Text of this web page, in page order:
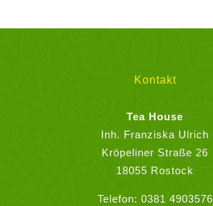
Produktseite
gewählt
werden
Kontakt
Tea House
Inh. Franziska Ulrich
Kröpeliner Straße 26
18055 Rostock
Telefon: 0381 4903576